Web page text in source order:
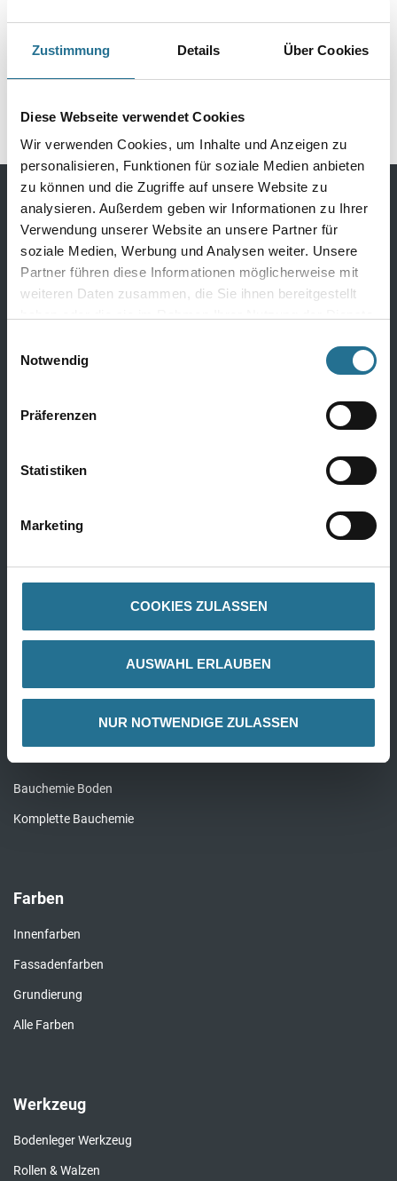
Zustimmung Details Über Cookies
Diese Webseite verwendet Cookies
Wir verwenden Cookies, um Inhalte und Anzeigen zu
personalisieren, Funktionen für soziale Medien anbieten
zu können und die Zugriffe auf unsere Website zu
analysieren. Außerdem geben wir Informationen zu Ihrer
Verwendung unserer Website an unsere Partner für
soziale Medien, Werbung und Analysen weiter. Unsere
Partner führen diese Informationen möglicherweise mit
weiteren Daten zusammen, die Sie ihnen bereitgestellt
Notwendig
Präferenzen
Statistiken
Marketing
COOKIES ZULASSEN
AUSWAHL ERLAUBEN
NUR NOTWENDIGE ZULASSEN
MPlus SoundProtect
ALU+ 2,0 mm 8,0x1,0 m
Polyurethan-Mineral
2032-002858
MPlus SoundProtect 2,0
mm 8,0x1,0 m Wineo
Mineral
2032-002918
Bodenbeläge
Design Bodenbeläge
Textile Bodenbeläge
Elastische Bodenbeläge
Kork
Wandbeläge
Überstreichbare Tapeten & Vliese
Alle Wandbeläge
Bauchemie Wand
Bauchemie Boden
Komplette Bauchemie
Farben
Innenfarben
Fassadenfarben
Grundierung
Alle Farben
Werkzeug
Bodenleger Werkzeug
Rollen & Walzen